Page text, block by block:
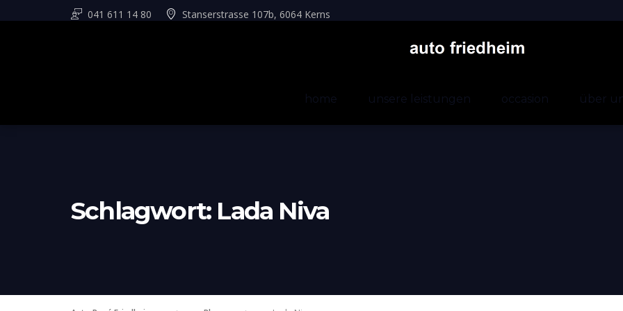
041 611 14 80 Stanserstrasse 107b, 6064 Kerns
home unsere leistungen occasion über
Schlagwort: Lada Niva